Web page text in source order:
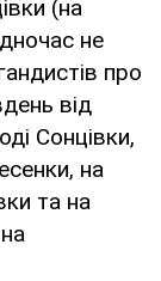
(на
не
про
від
Сонцівки,
на
та на